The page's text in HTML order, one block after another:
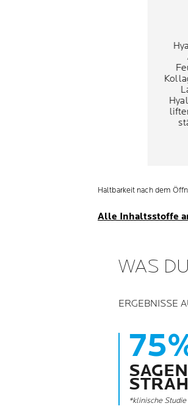
Haltbarkeit nach dem
Alle Inhaltsstoffe
WAS DU
ERGEBNISSE
*klinische